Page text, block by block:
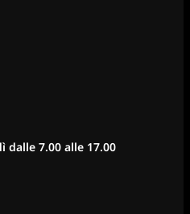
dalle 7.00 alle 17.00